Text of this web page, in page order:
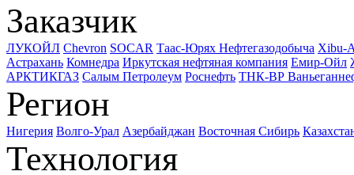
Заказчик
ЛУКОЙЛ Chevron SOCAR Таас-Юрях Нефтегазодобыча Xibu-
Астрахань Комнедра Иркутская нефтяная компания Емир-Ойл
АРКТИКГАЗ Салым Петролеум Роснефть ТНК-ВР
Регион
Нигерия Волго-Урал Азербайджан Восточная Сибирь
Технология